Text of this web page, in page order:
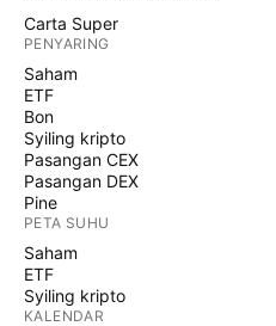
Carta Super
PENYARING
Saham
ETF
Bon
Syiling kripto
Pasangan CEX
Pasangan DEX
Pine
PETA SUHU
Saham
ETF
Syiling kripto
KALENDAR